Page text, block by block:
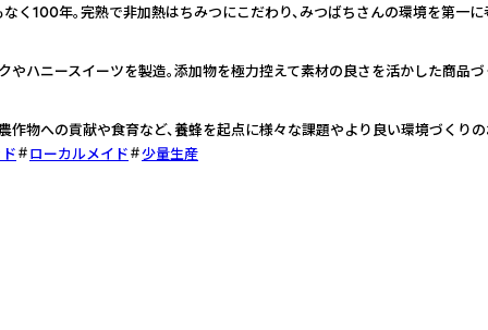
く100年。完熟で非加熱はちみつにこだわり、みつばちさんの環境を第一に
やハニースイーツを製造。添加物を極力控えて素材の良さを活かした商品づ
作物への貢献や食育など、養蜂を起点に様々な課題やより良い環境づくり
ローカルメイド 少量生産